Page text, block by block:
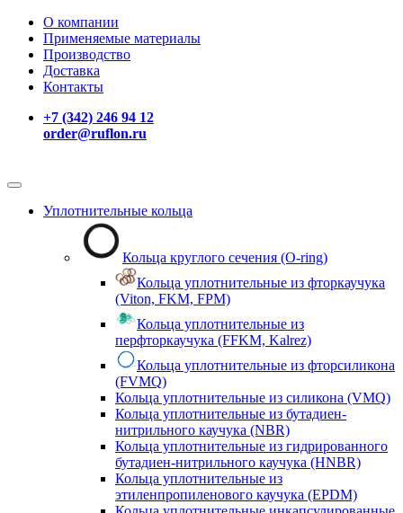
О компании
Применяемые материалы
Производство
Доставка
Контакты
+7 (342) 246 94 12
order@ruflon.ru
Уплотнительные кольца
Кольца круглого сечения (O-ring)
Кольца уплотнительные из фторкаучука
(Viton, FKM, FPM)
Кольца уплотнительные из
перфторкаучука (FFKM, Kalrez)
Кольца уплотнительные из фторсиликона
(FVMQ)
Кольца уплотнительные из силикона (VMQ)
Кольца уплотнительные из бутадиен-
нитрильного каучука (NBR)
Кольца уплотнительные из гидрированного
бутадиен-нитрильного каучука (HNBR)
Кольца уплотнительные из
этиленпропиленового каучука (EPDM)